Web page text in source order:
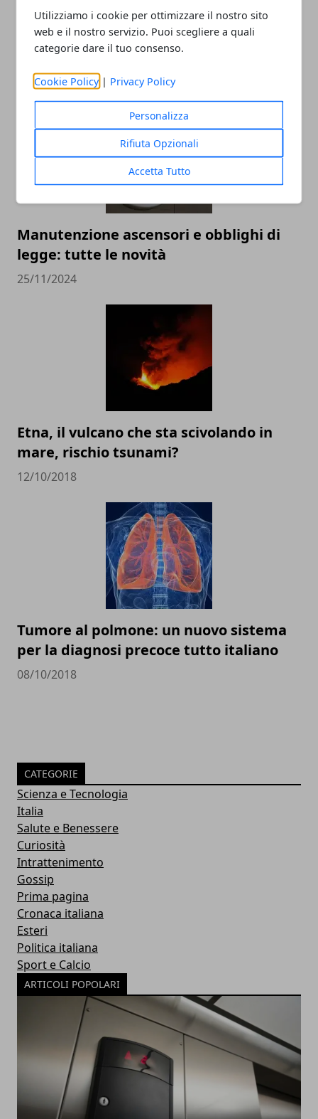
Utilizziamo i cookie per ottimizzare il nostro sito
web e il nostro servizio. Puoi scegliere a quali
categorie dare il tuo consenso.
Cookie Policy | Privacy Policy
Personalizza
Rifiuta Opzionali
Accetta Tutto
ARTICOLI CORRELATI
Manutenzione ascensori e obblighi di
legge: tutte le novità
25/11/2024
Etna, il vulcano che sta scivolando in
mare, rischio tsunami?
12/10/2018
Tumore al polmone: un nuovo sistema
per la diagnosi precoce tutto italiano
08/10/2018
CATEGORIE
Scienza e Tecnologia
Italia
Salute e Benessere
Curiosità
Intrattenimento
Gossip
Prima pagina
Cronaca italiana
Esteri
Politica italiana
Sport e Calcio
ARTICOLI POPOLARI